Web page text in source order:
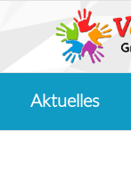
Aktuelles